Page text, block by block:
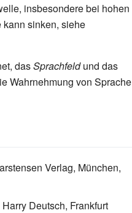
insbesondere bei hohen
sinken, siehe
dasSprachfeldund das
Wahrnehmung von Sprache
Verlag, München,
Deutsch, Frankfurt